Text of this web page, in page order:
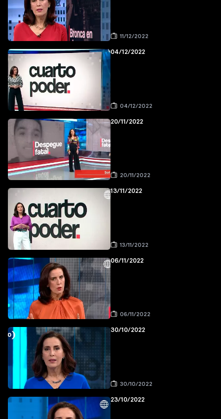
11/12/2022
04/12/2022
04/12/2022
20/11/2022
20/11/2022
13/11/2022
13/11/2022
06/11/2022
06/11/2022
30/10/2022
30/10/2022
23/10/2022